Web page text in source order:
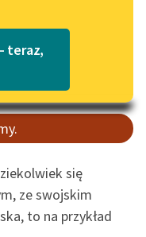
w formacie PDF
teraz,
się
ze swojskim
to na przykład